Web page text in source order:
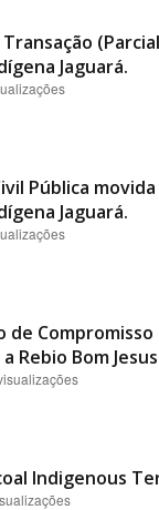
Jaguará.
Pública
Jaguará.
de
Bom Jesus
Indigenous